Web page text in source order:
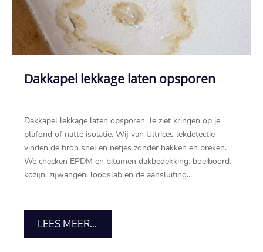
Dakkapel lekkage laten opsporen
Dakkapel lekkage laten opsporen.​ Je ziet kringen op je
plafond of natte isolatie.​ Wij van Ultrices lekdetectie
vinden de bron snel en netjes zonder hakken en breken.​
We checken EPDM en bitumen dakbedekking, boeiboord,
kozijn, zijwangen, loodslab en de aansluiting...
LEES MEER...